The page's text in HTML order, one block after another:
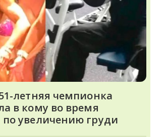
летняя чемпионка
в кому во время
увеличению груди